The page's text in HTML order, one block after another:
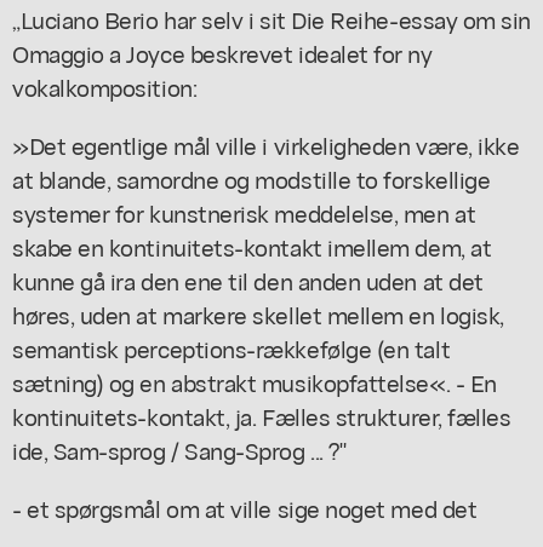
„Luciano Berio har selv i sit Die Reihe-essay om sin
Omaggio a Joyce beskrevet idealet for ny
vokalkomposition:
»Det egentlige mål ville i virkeligheden være, ikke
at blande, samordne og modstille to forskellige
systemer for kunstnerisk meddelelse, men at
skabe en kontinuitets-kontakt imellem dem, at
kunne gå ira den ene til den anden uden at det
høres, uden at markere skellet mellem en logisk,
semantisk perceptions-rækkefølge (en talt
sætning) og en abstrakt musikopfattelse«. - En
kontinuitets-kontakt, ja. Fælles strukturer, fælles
ide, Sam-sprog / Sang-Sprog ... ?"
- et spørgsmål om at ville sige noget med det